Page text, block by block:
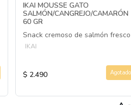
IKAI MOUSSE GATO
SALMÓN/CANGREJO/CAMARÓN
60 GR
Snack cremoso de salmón fresco
IKAI
$ 2.490 Agotado